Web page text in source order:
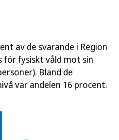
av de svarande i Region
fysiskt våld mot sin
Bland de
var andelen 16 procent.